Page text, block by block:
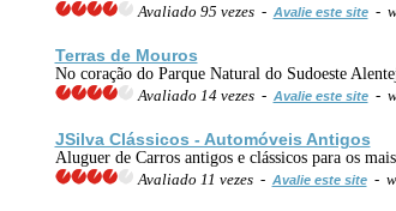
Avaliado 95 vezes - Avalie este site-
Terras de Mouros
No coração do Parque Natural do Sudoeste
Avaliado 14 vezes - Avalie este site-
JSilva Clássicos - Automóveis Antigos
Aluguer de Carros antigos e clássicos para os
Avaliado 11 vezes - Avalie este site-